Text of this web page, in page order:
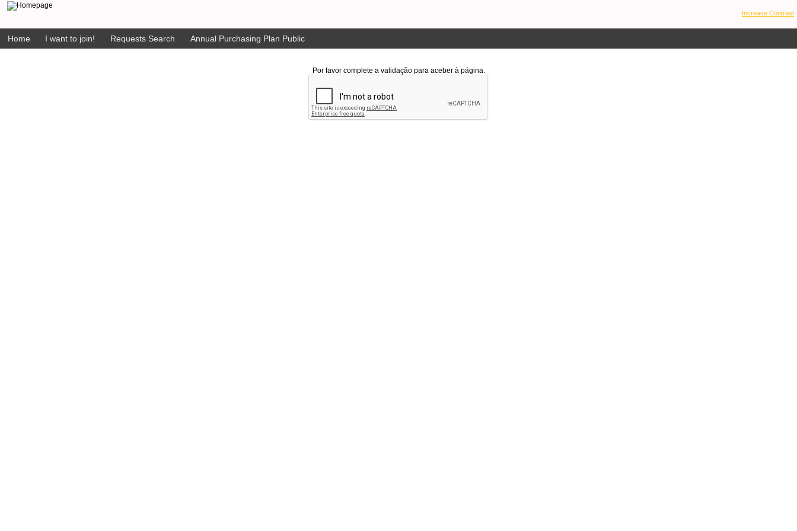
Increase Contrast
Home I want to join! Requests Search Annual Purchasing Plan Public
Por favor complete a validação para aceber à página.